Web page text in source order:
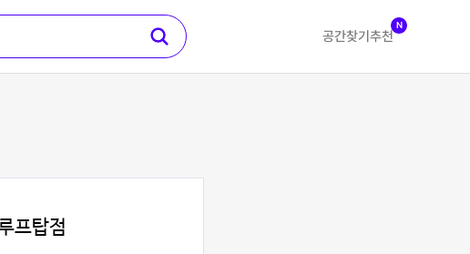
공간찾기 추천
N
프탑점